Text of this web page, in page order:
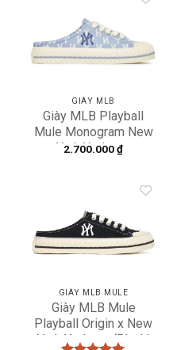
Add to
wishlist
GIÀY MLB
Giày MLB Playball
Mule Monogram New
York Yankees
2.700.000₫
Add to
wishlist
GIÀY MLB MULE
Giày MLB Mule
Playball Origin x New
York Yankees ‘Black’